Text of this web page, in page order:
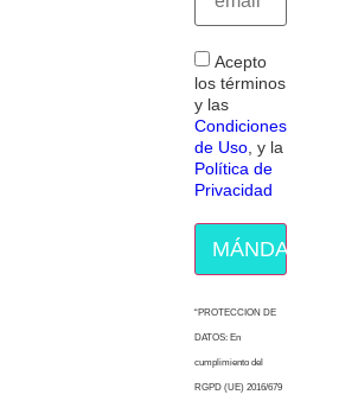
Acepto
los términos
y las
Condiciones
de Uso, y la
Política de
Privacidad
MÁNDAME
“PROTECCION DE
DATOS: En
cumplimiento del
RGPD (UE) 2016/679